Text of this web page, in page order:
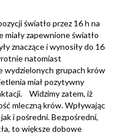
światło przez 16 h na
zapewnione światło
znaczące i wynosiły do 16
natomiast
wydzielonych grupach krów
miał pozytywny
Widzimy zatem, iż
mleczną krów. Wpływając
i pośredni. Bezpośredni,
to większe dobowe